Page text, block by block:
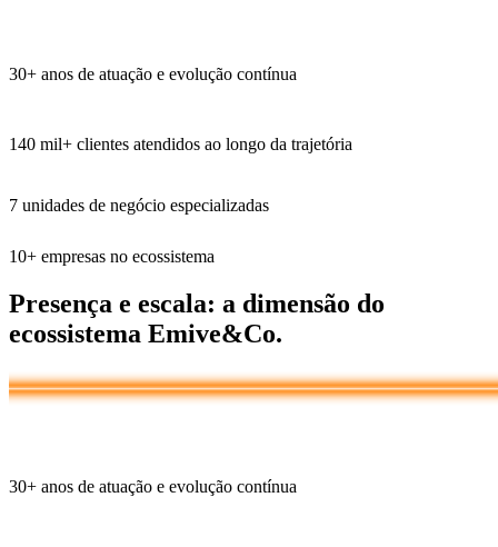
30+ anos de atuação e evolução contínua
140 mil+ clientes atendidos ao longo da trajetória
7 unidades de negócio especializadas
10+ empresas no ecossistema
Presença e escala: a dimensão do
ecossistema Emive&Co.
30+ anos de atuação e evolução contínua